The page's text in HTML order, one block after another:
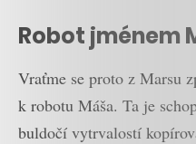
Robot jménem
Vraťme se proto z Marsu
k robotu Máša. Ta je
buldočí vytrvalostí